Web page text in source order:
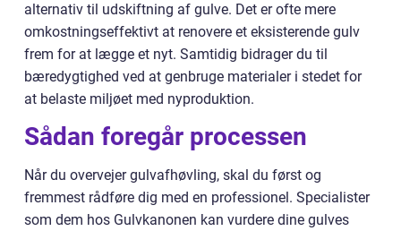
alternativ til udskiftning af gulve. Det er ofte mere
omkostningseffektivt at renovere et eksisterende gulv
frem for at lægge et nyt. Samtidig bidrager du til
bæredygtighed ved at genbruge materialer i stedet for
at belaste miljøet med nyproduktion.
Sådan foregår processen
Når du overvejer gulvafhøvling, skal du først og
fremmest rådføre dig med en professionel. Specialister
som dem hos Gulvkanonen kan vurdere dine gulves